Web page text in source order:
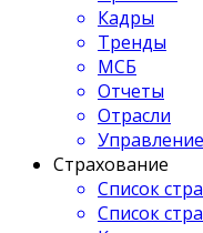
Кадры
Тренды
МСБ
Отчеты
Отрасли
Управление
Страхование
Список
Список